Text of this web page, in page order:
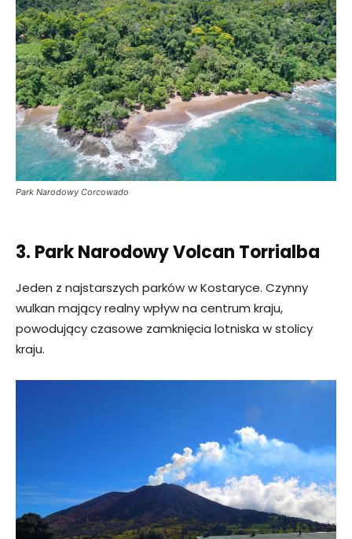
Park Narodowy Corcowado
3. Park Narodowy Volcan Torrialba
Jeden z najstarszych parków w Kostaryce. Czynny
wulkan mający realny wpływ na centrum kraju,
powodujący czasowe zamknięcia lotniska w stolicy
kraju.